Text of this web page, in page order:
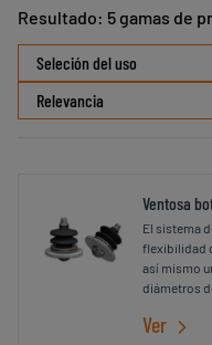
Resultado: 5 gamas de
Seleccionar
ordenamiento
Seleción del uso
Ventosa
El sistema
flexibilidad
así mismo
diámetros
Ver